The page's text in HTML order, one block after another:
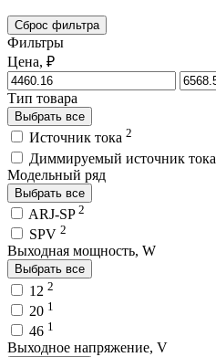
Сброс фильтра
Фильтры
Цена, ₽
Тип товара
Выбрать все
Источник тока 2
Диммируемый источник тока
Модельный ряд
Выбрать все
ARJ-SP 2
SPV 2
Выходная мощность, W
Выбрать все
12 2
20 1
46 1
Выходное напряжение, V